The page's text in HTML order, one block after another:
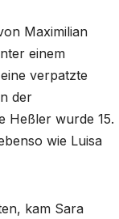
Maximilian
einem
verpatzte
der
Heßler wurde 15.
wie Luisa
kam Sara